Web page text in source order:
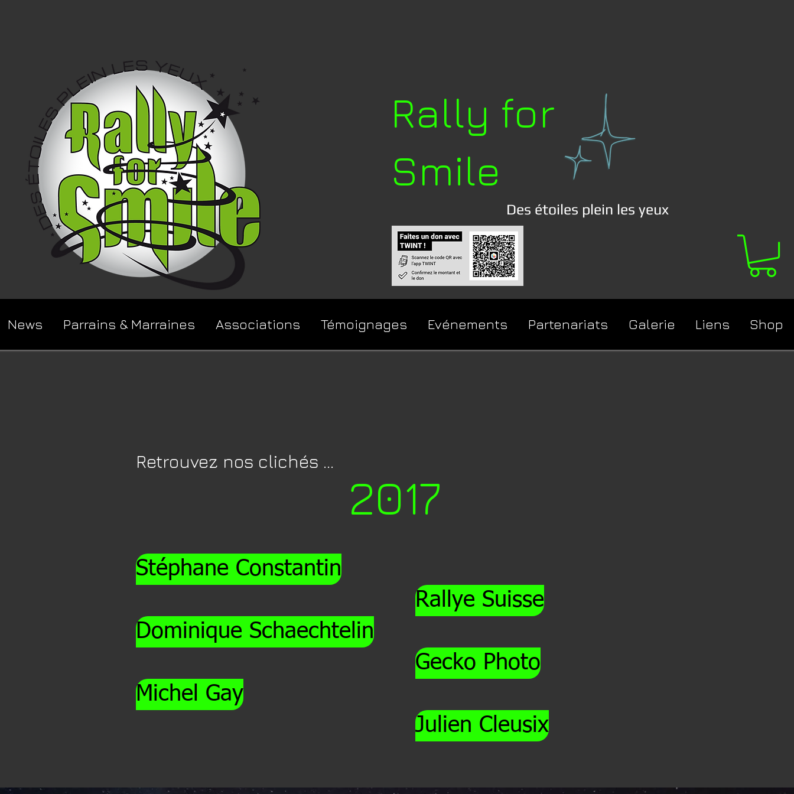
Rally for
Smile
Des étoiles plein les yeux
News Parrains & Marraines Associations Témoignages Evénements Partenariats Galerie Liens Shop
Retrouvez nos clichés ...
Stéphane Constantin
Rallye Suisse
Dominique Schaechtelin
Gecko Photo
Michel Gay
Julien Cleusix
2017